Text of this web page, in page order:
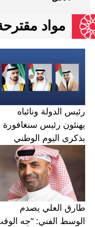
مواد
رئيس الدولة ونائباه
يهنئون رئيس سنغافورة
بذكرى اليوم الوطني
طارق العلي يصدم
الوسط الفني: "جه